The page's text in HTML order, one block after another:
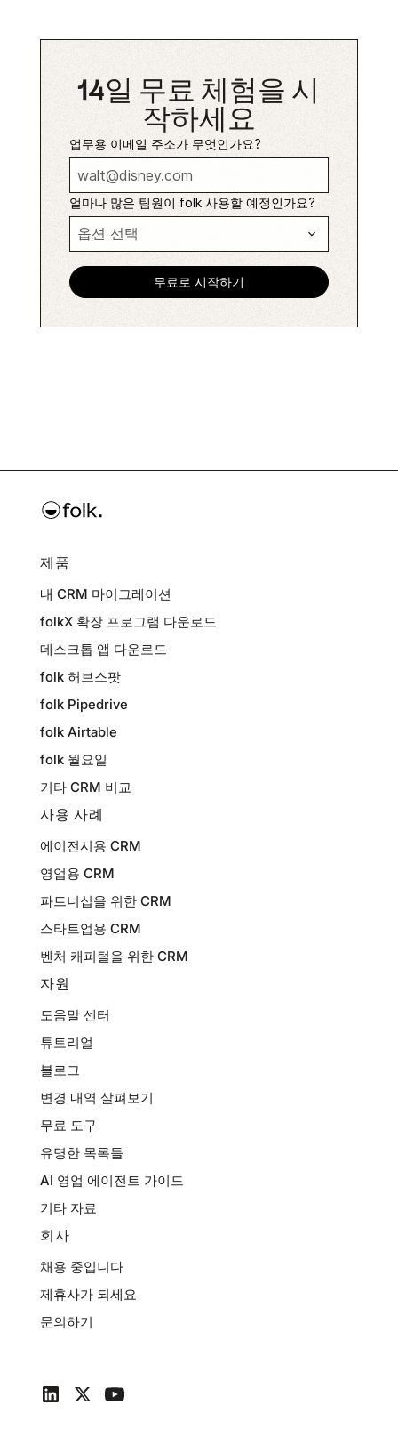
14일 무료 체험을 시
작하세요
업무용 이메일 주소가 무엇인가요?
얼마나 많은 팀원이 folk 사용할 예정인가요?
제품
내 CRM 마이그레이션
folkX 확장 프로그램 다운로드
데스크톱 앱 다운로드
folk 허브스팟
folk Pipedrive
folk Airtable
folk 월요일
기타 CRM 비교
사용 사례
에이전시용 CRM
영업용 CRM
파트너십을 위한 CRM
스타트업용 CRM
벤처 캐피털을 위한 CRM
자원
도움말 센터
튜토리얼
블로그
변경 내역 살펴보기
무료 도구
유명한 목록들
AI 영업 에이전트 가이드
기타 자료
회사
채용 중입니다
제휴사가 되세요
문의하기